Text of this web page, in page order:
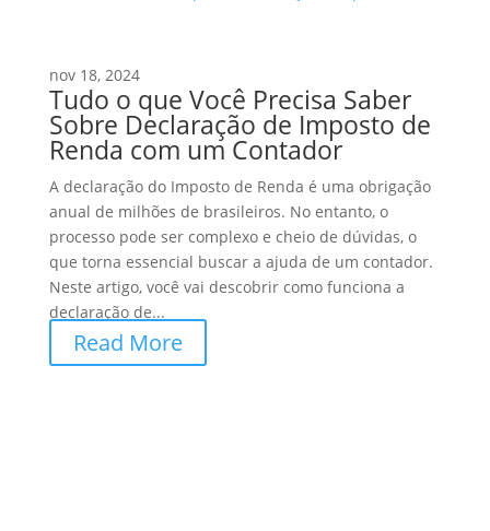
nov 18, 2024
Tudo o que Você Precisa Saber
Sobre Declaração de Imposto de
Renda com um Contador
A declaração do Imposto de Renda é uma obrigação
anual de milhões de brasileiros. No entanto, o
processo pode ser complexo e cheio de dúvidas, o
que torna essencial buscar a ajuda de um contador.
Neste artigo, você vai descobrir como funciona a
declaração de...
Read More